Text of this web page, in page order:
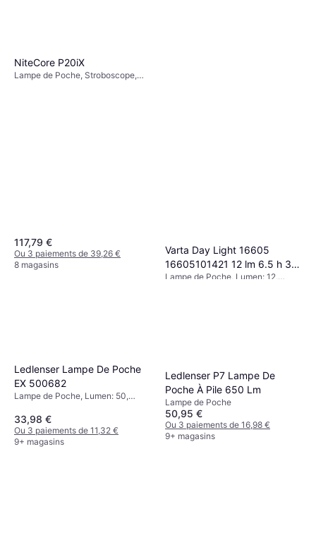
NiteCore P20iX
Lampe de Poche, Stroboscope,
117,79 €
Ou 3 paiements de 39,26 €
8 magasins
Varta Day Light 16605
16605101421 12 lm 6.5 h 37
g
Lampe de Poche, Lumen: 12,
Ledlenser Lampe De Poche
EX 500682
Lampe de Poche, Lumen: 50,
33,98 €
Ou 3 paiements de 11,32 €
9+ magasins
Ledlenser P7 Lampe De
Poche À Pile 650 Lm
Lampe de Poche
50,95 €
Ou 3 paiements de 16,98 €
9+ magasins